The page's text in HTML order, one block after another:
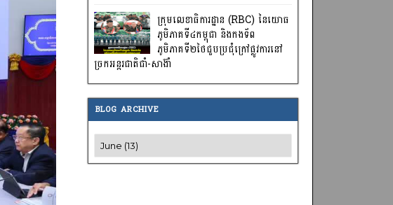
ក្រុមលេខាធិការដ្ឋាន (RBC) នៃយោធ
ភូមិភាគទី៤កម្ពុជា និងកងទ័ព
ភូមិភាគទី២ថៃជួបប្រជុំក្រៅផ្លូវការនៅ
ច្រកអន្តរជាតិជាំ-សាង៊ាំ
BLOG ARCHIVE